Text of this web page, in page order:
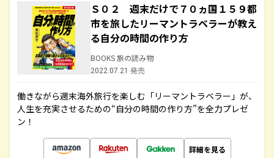
Ｓ０２ 週末だけで７０ヵ国１５９都
市を旅したリーマントラベラーが教え
る自分の時間の作り方
BOOKS 旅の読み物
2022.07.21 発売
働きながら週末海外旅行を楽しむ「リーマントラベラー」が、
人生を充実させるための“自分の時間の作り方”を全力プレゼ
ン！
詳細を見る